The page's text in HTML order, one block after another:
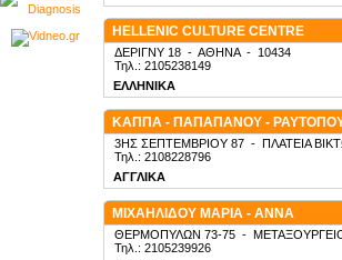
HELLENIC CULTURE CENTRE
ΔΕΡΙΓΝΥ 18 - ΑΘΗΝΑ- 10434
Τηλ.: 2105238149
ΕΛΛΗΝΙΚΑ
ΚΑΠΠΑ - ΠΑΠΑΠΑΝΟΥ -
3ΗΣ ΣΕΠΤΕΜΒΡΙΟΥ 87 - ΠΛΑΤΕΙΑ
Τηλ.: 2108228796
ΑΓΓΛΙΚΑ
ΜΙΧΑΗΛΙΔΟΥ ΜΑΡΙΑ - ΑΝΝΑ
ΘΕΡΜΟΠΥΛΩΝ 73-75 -
Τηλ.: 2105239926